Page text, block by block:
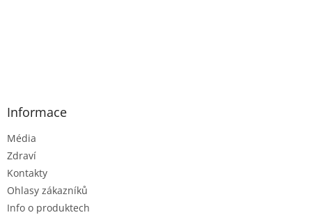
Informace
Média
Zdraví
Kontakty
Ohlasy zákazníků
Info o produktech